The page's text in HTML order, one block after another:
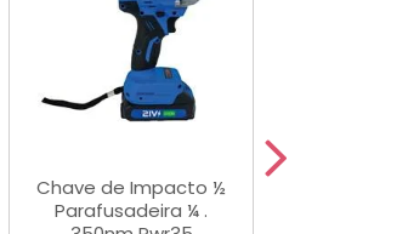
Chave de Impacto ½
Parafusadeira ¼ .